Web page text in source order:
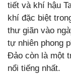
tiết và khí hậu
khí đặc biệt
thư giãn vào
tự nhiên phong
Đảo còn là một
nổi tiếng nhất.